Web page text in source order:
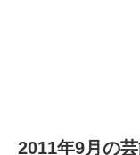
2011年9月の